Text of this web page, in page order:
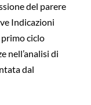
del parere
Indicazioni
primo ciclo
nell’analisi di
dal